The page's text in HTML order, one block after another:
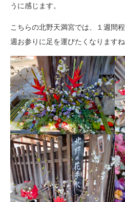
うに感じます。
こちらの北野天満宮では、１週間
週お参りに足を運びたくなりますね